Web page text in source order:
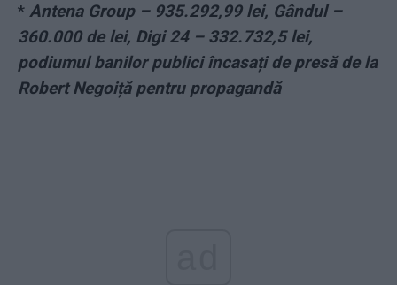
* Antena Group – 935.292,99 lei, Gândul –
360.000 de lei, Digi 24 – 332.732,5 lei,
podiumul banilor publici încasați de presă de la
Robert Negoiță pentru propagandă